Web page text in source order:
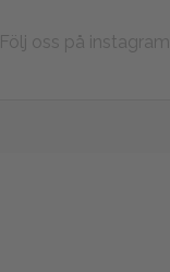
Följ oss på instagram